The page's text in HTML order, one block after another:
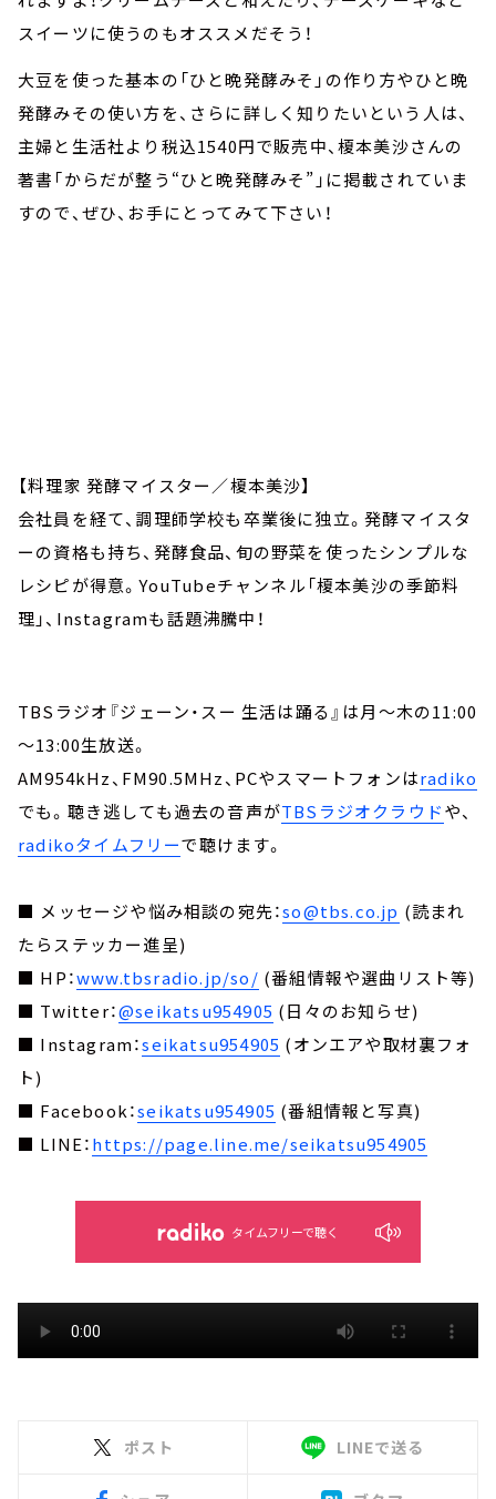
スイーツに使うのもオススメだそう！
大豆を使った基本の「ひと晩発酵みそ」の作り方やひと晩
発酵みその使い方を、さらに詳しく知りたいという人は、
主婦と生活社より税込1540円で販売中、榎本美沙さんの
著書「からだが整う“ひと晩発酵みそ”」に掲載されていま
すので、ぜひ、お手にとってみて下さい！
【料理家 発酵マイスター／榎本美沙】
会社員を経て、調理師学校も卒業後に独立。発酵マイスタ
ーの資格も持ち、発酵食品、旬の野菜を使ったシンプルな
レシピが得意。YouTubeチャンネル「榎本美沙の季節料
理」、Instagramも話題沸騰中！
TBSラジオ『ジェーン・スー 生活は踊る』は月～木の11:00
～13:00生放送。
AM954kHz、FM90.5MHz、PCやスマートフォンはradiko
でも。聴き逃しても過去の音声がTBSラジオクラウドや、
radikoタイムフリーで聴けます。
■ メッセージや悩み相談の宛先：so@tbs.co.jp (読まれ
たらステッカー進呈)
■ HP：www.tbsradio.jp/so/ (番組情報や選曲リスト等)
■ Twitter：@seikatsu954905 (日々のお知らせ)
■ Instagram：seikatsu954905 (オンエアや取材裏フォ
ト)
■ Facebook：seikatsu954905 (番組情報と写真)
■ LINE：https://page.line.me/seikatsu954905
タイムフリーで聴く
ポスト LINEで送る